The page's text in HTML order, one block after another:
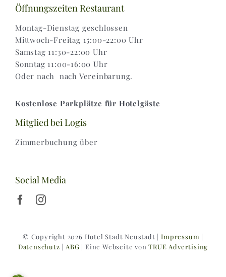
Versand & Lieferung
Öffnungszeiten Restaurant
Montag-Dienstag geschlossen
Mittwoch-Freitag 15:00-22:00 Uhr
Samstag 11:30-22:00 Uhr
Sonntag 11:00-16:00 Uhr
Oder nach nach Vereinbarung.
Kostenlose Parkplätze für Hotelgäste
Mitglied bei Logis
Zimmerbuchung über
Social Media
© Copyright 2026 Hotel Stadt Neustadt | Impressum |
Datenschutz | ABG | Eine Webseite vonTRUE Advertising